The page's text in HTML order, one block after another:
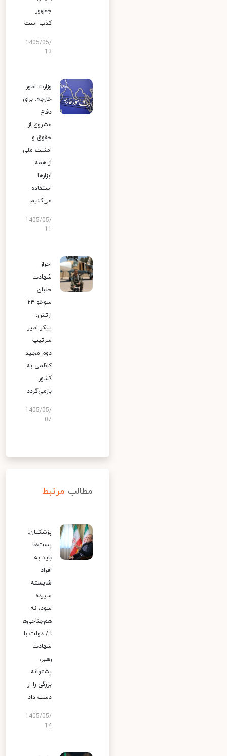
جمهور
کذب است
1405/05/
13
وزارت امور
خارجه: برای
دفاع
مشروع از
حقوق و
امنیت ملی
از همه
ابزارها
استفاده
می‌کنیم
1405/05/
احراز
شهادت
خلبان
سوخو ۲۴
ارتش؛
پیکر امیر
سرتیپ
دوم مجید
کاظمی به
کشور
بازمی‌گردد
1405/05/
07
مطالب مرتبط
پزشکیان:
پست‌ها
باید به
افراد
شایسته
سپرده
شود، نه
هم‌جناحی‌ه
ا / دولت با
شهادت
رهبر،
پشتوانه
بزرگی را از
دست داد
1405/05/
14